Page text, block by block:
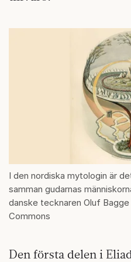
I den nordiska mytologin är
samman gudarnas
danske tecknaren Oluf
Commons
Den första delen i